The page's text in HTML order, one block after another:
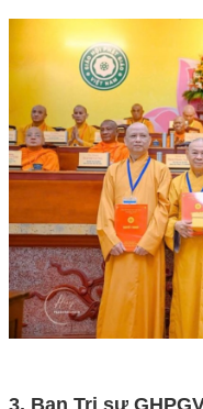
3. Ban Trị sự